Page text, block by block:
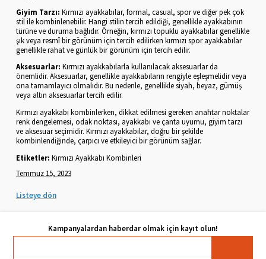
Giyim Tarzı: Kırmızı ayakkabılar, formal, casual, spor ve diğer pek çok
stil ile kombinlenebilir. Hangi stilin tercih edildiği, genellikle ayakkabının
türüne ve duruma bağlıdır. Örneğin, kırmızı topuklu ayakkabılar genellikle
şık veya resmî bir görünüm için tercih edilirken kırmızı spor ayakkabılar
genellikle rahat ve günlük bir görünüm için tercih edilir.
Aksesuarlar: Kırmızı ayakkabılarla kullanılacak aksesuarlar da
önemlidir. Aksesuarlar, genellikle ayakkabıların rengiyle eşleşmelidir veya
ona tamamlayıcı olmalıdır. Bu nedenle, genellikle siyah, beyaz, gümüş
veya altın aksesuarlar tercih edilir.
Kırmızı ayakkabı kombinlerken, dikkat edilmesi gereken anahtar noktalar
renk dengelemesi, odak noktası, ayakkabı ve çanta uyumu, giyim tarzı
ve aksesuar seçimidir. Kırmızı ayakkabılar, doğru bir şekilde
kombinlendiğinde, çarpıcı ve etkileyici bir görünüm sağlar.
Etiketler: Kırmızı Ayakkabı Kombinleri
Temmuz 15, 2023
Listeye dön